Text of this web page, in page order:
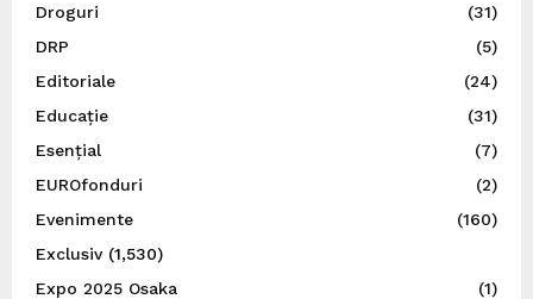
Droguri
(31)
DRP
(5)
Editoriale
(24)
Educație
(31)
Esențial
(7)
EUROfonduri
(2)
Evenimente
(160)
Exclusiv(1,530)
Expo 2025 Osaka
(1)